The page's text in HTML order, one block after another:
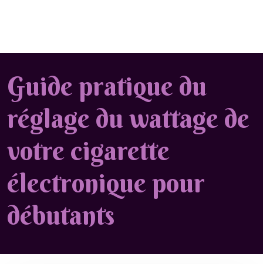
Guide pratique du
réglage du wattage de
votre cigarette
électronique pour
débutants